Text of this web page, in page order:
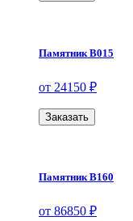
Памятник В015
от 24150 ₽
Заказать
Памятник В160
от 86850 ₽